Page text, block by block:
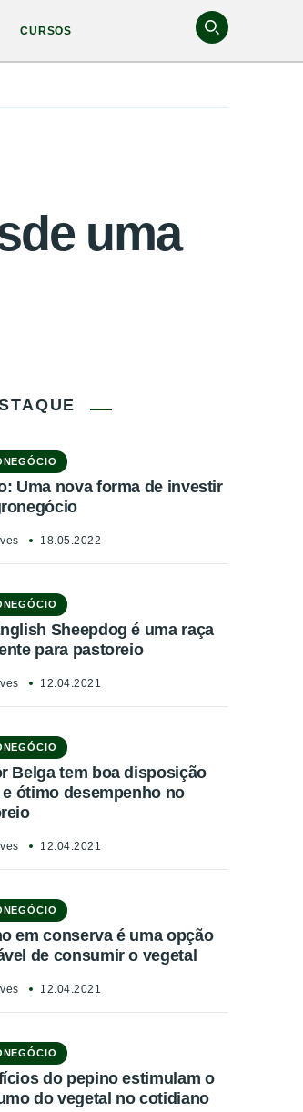
CURSOS
uma
Uma nova forma de investir
18.05.2022
Sheepdog é uma raça
para pastoreio
12.04.2021
Belga tem boa disposição
ótimo desempenho no
12.04.2021
em conserva é uma opção
de consumir o vegetal
12.04.2021
do pepino estimulam o
do vegetal no cotidiano